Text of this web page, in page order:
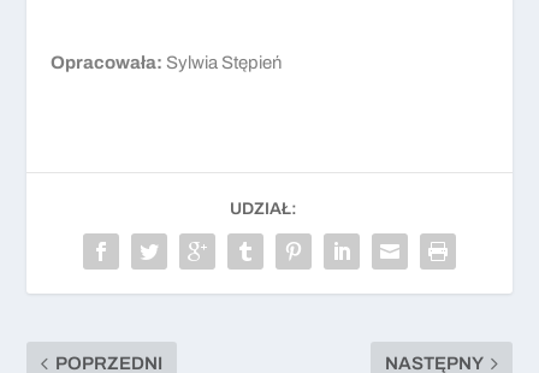
Opracowała: Sylwia Stępień
UDZIAŁ:
POPRZEDNI NASTĘPNY